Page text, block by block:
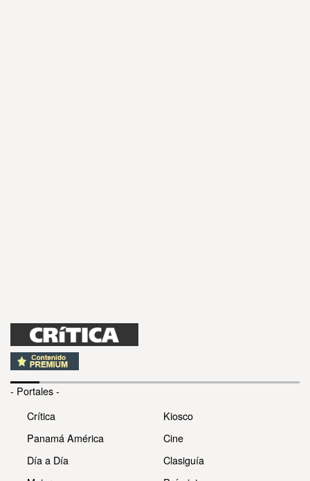
- Portales -
Crítica
Panamá América
Día a Día
Kiosco
Cine
Clasiguía